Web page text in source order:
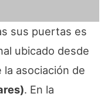
sus puertas es
ubicado desde
la asociación de
. En la